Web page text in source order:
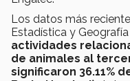
Los datos más
Estadística y
actividades
de animales al
significaron 36.11%